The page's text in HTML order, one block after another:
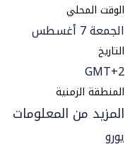
الوقت المحلي
الجمعة 7 أغسطس
التاريخ
GMT+2
المنطقة الزمنية
المزيد من المعلومات
يورو